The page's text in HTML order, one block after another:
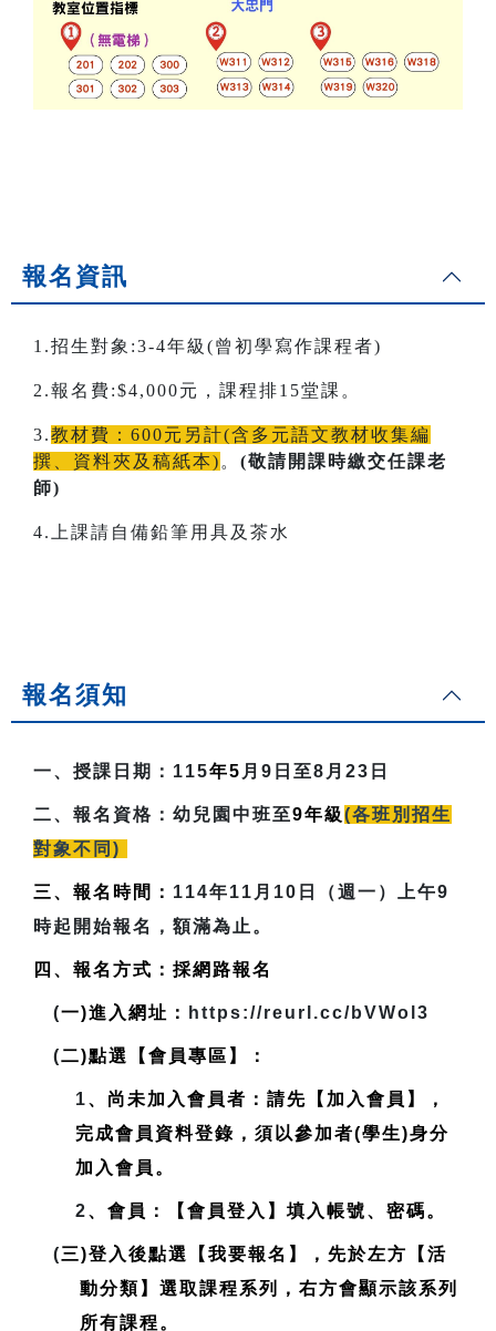
報名資訊
1.招生對象:3-4年級(曾初學寫作課程者)
2.報名費:$4,000元，課程排15堂課。
3.教材費：600元另計(含多元語文教材收集編
撰、資料夾及稿紙本) 。 (敬請開課時繳交任課老
師)
4.上課請自備鉛筆用具及茶水
報名須知
一、授課日期： 115年5 月9日至8月23日
二、報名資格： 幼兒園中班至9年級(各班別招生
對象不同)
三、報名時間： 114年11月10日（週一）上午9
時起開始報名，額滿為止。
四、報名方式：採網路報名
(一)進入網址： https://reurl.cc/bVWol3
(二)點選【會員專區】：
1、尚未加入會員者：請先【加入會員】，
完成會員資料登錄， 須以參加者(學生)身分
加入會員 。
2、會員：【會員登入】填入帳號、密碼。
(三)登入後點選【我要報名】，先於左方【活
動分類】選取課程系列，右方會顯示該系列
所有課程。